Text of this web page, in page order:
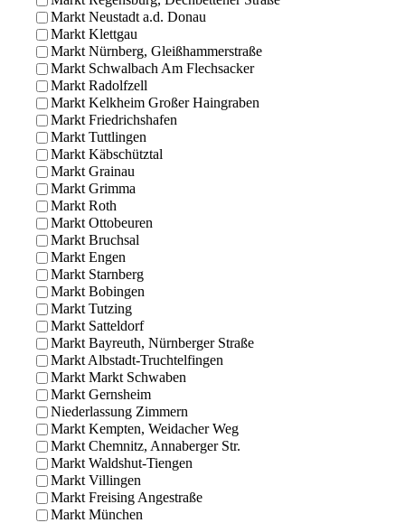
Markt Neustadt a.d. Donau
Markt Klettgau
Markt Nürnberg, Gleißhammerstraße
Markt Schwalbach Am Flechsacker
Markt Radolfzell
Markt Kelkheim Großer Haingraben
Markt Friedrichshafen
Markt Tuttlingen
Markt Käbschütztal
Markt Grainau
Markt Grimma
Markt Roth
Markt Ottobeuren
Markt Bruchsal
Markt Engen
Markt Starnberg
Markt Bobingen
Markt Tutzing
Markt Satteldorf
Markt Bayreuth, Nürnberger Straße
Markt Albstadt-Truchtelfingen
Markt Markt Schwaben
Markt Gernsheim
Niederlassung Zimmern
Markt Kempten, Weidacher Weg
Markt Chemnitz, Annaberger Str.
Markt Waldshut-Tiengen
Markt Villingen
Markt Freising Angestraße
Markt München